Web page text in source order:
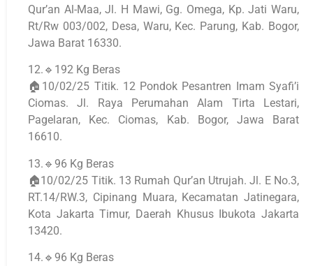
Qur’an Al-Maa, Jl. H Mawi, Gg. Omega, Kp. Jati Waru,
Rt/Rw 003/002, Desa, Waru, Kec. Parung, Kab. Bogor,
Jawa Barat 16330.
12.🔹192 Kg Beras
🏠10/02/25 Titik. 12 Pondok Pesantren Imam Syafi’i
Ciomas. Jl. Raya Perumahan Alam Tirta Lestari,
Pagelaran, Kec. Ciomas, Kab. Bogor, Jawa Barat
16610.
13.🔹96 Kg Beras
🏠10/02/25 Titik. 13 Rumah Qur’an Utrujah. Jl. E No.3,
RT.14/RW.3, Cipinang Muara, Kecamatan Jatinegara,
Kota Jakarta Timur, Daerah Khusus Ibukota Jakarta
13420.
14.🔹96 Kg Beras